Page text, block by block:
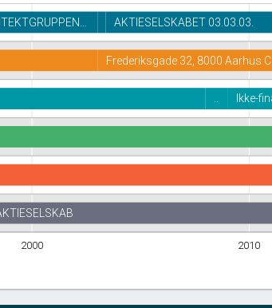
2000 2010
AKTIESELSKABET 03.03.03.
Frederiksgade 32, 8000 Aarhus C
.. Ikke-